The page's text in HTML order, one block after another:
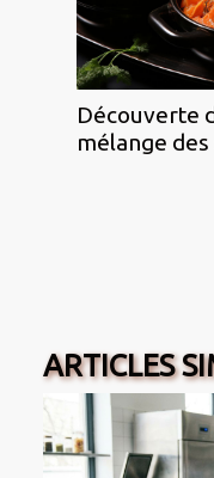
Découverte
mélange
ARTICLES